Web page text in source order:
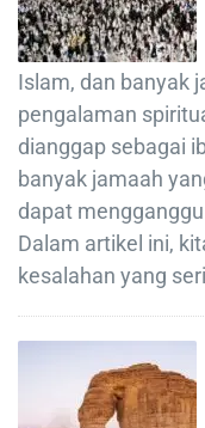
Islam, dan banyak
pengalaman
dianggap sebagai
banyak jamaah
dapat
Dalam artikel ini,
kesalahan yang